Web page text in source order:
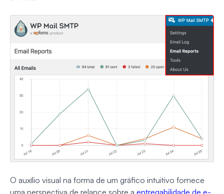
O auxílio visual na forma de um gráfico intuitivo fornece